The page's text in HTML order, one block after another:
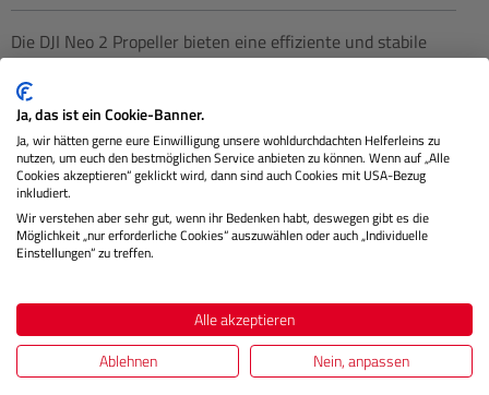
Die DJI Neo 2 Propeller bieten eine effiziente und stabile
entwickelt,…
Herstellerinformationen
Bewertungen
Ja, das ist ein Cookie-Banner.
Ja, wir hätten gerne eure Einwilligung unsere wohldurchdachten Helferleins zu
nutzen, um euch den bestmöglichen Service anbieten zu können. Wenn auf „Alle
Cookies akzeptieren“ geklickt wird, dann sind auch Cookies mit USA-Bezug
inkludiert.
Wir verstehen aber sehr gut, wenn ihr Bedenken habt, deswegen gibt es die
Möglichkeit „nur erforderliche Cookies“ auszuwählen oder auch „Individuelle
Einstellungen“ zu treffen.
Alle akzeptieren
Ablehnen
Nein, anpassen